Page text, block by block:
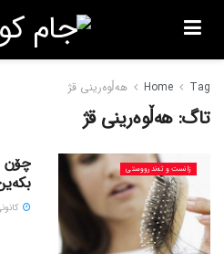
Home Tag هەڵوەرینی قژ
تاگ: هەڵوەرینی قژ
زانست و تەندرووستی
چۆن